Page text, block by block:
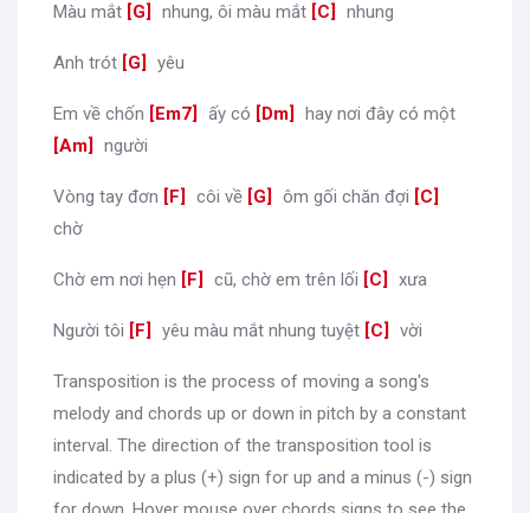
Màu mắt [G nhung, ôi màu mắt [C nhung
Anh trót [G yêu
Em về chốn [Em7 ấy có [Dm hay nơi đây có một
Am
người
Vòng tay đơn [F côi về [G ôm gối chăn đợi [C
chờ
Chờ em nơi hẹn [F cũ, chờ em trên lối [C xưa
Người tôi [F yêu màu mắt nhung tuyệt [C vời
Transposition is the process of moving a song's
melody and chords up or down in pitch by a constant
interval. The direction of the transposition tool is
indicated by a plus (+) sign for up and a minus (-) sign